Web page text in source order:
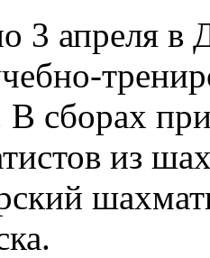
3 апреля
сборах
из